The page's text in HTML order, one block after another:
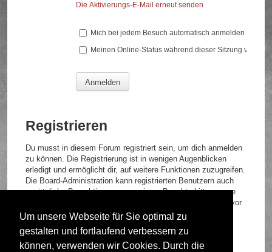
Um unsere Webseite für Sie optimal zu
gestalten und fortlaufend verbessern zu
können, verwenden wir Cookies. Durch die
Die Aktivierungs-E-Mail erneut senden
Mich bei jedem Besuch automatisch anmelden
Meinen Online-Status während dieser Sitzung
Registrieren
Du musst in diesem Forum registriert sein, um dich anmelden
zu können. Die Registrierung ist in wenigen Augenblicken
erledigt und ermöglicht dir, auf weitere Funktionen zuzugreifen.
Die Board-Administration kann registrierten Benutzern auch
zusätzliche Berechtigungen zuweisen. Beachte bitte unsere
Nutzungsbedingungen und die verwandten Regelungen, bevor
du dich registrierst. Bitte beachte auch die jeweiligen
Forenregeln, wenn du dich in diesem Board bewegst.
Nutzungsbedingungen|Datenschutzrichtlinie